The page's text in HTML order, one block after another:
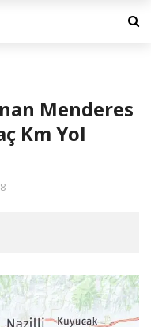
Menderes
Km Yol